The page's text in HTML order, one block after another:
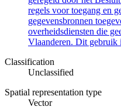
regels voor toegang en
gegevensbronnen
overheidsdiensten die
Vlaanderen. Dit gebruik
Classification
Unclassified
Spatial representation type
Vector